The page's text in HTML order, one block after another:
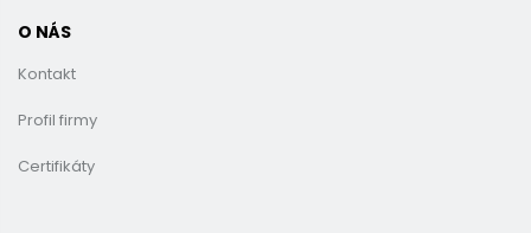
O NÁS
Kontakt
Profil firmy
Certifikáty